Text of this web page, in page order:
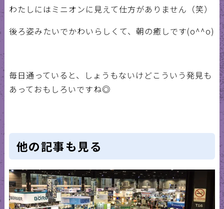
わたしにはミニオンに見えて仕方がありません（笑）
後ろ姿みたいでかわいらしくて、朝の癒しです(o^^o)
毎日通っていると、しょうもないけどこういう発見も
あっておもしろいですね◎
他の記事も見る